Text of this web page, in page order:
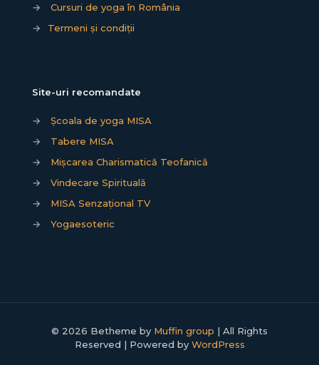
→
Cursuri de yoga în România
→
Termeni și condiții
Site-uri recomandate
→
Școala de yoga MISA
→
Tabere MISA
→
Mișcarea Charismatică Teofanică
→
Vindecare Spirituală
→
MISA Senzațional TV
→
Yogaesoteric
© 2026 Betheme by Muffin group | All Rights
Reserved | Powered by WordPress